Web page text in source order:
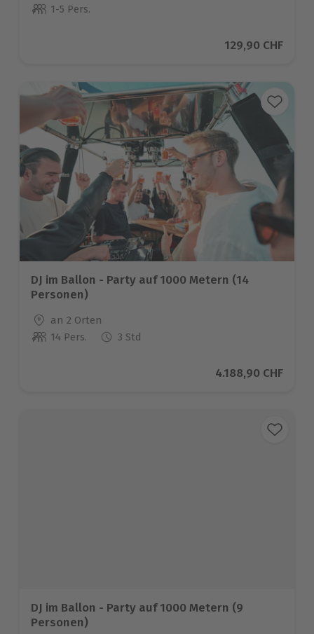
Anzahl der Teilnehmer
1-5 Pers.
Aktueller Preis
129,90 CHF
DJ im Ballon - Party auf 1000 Metern (14
Personen)
Standort
an 2 Orten
Anzahl der Teilnehmer
14 Pers. 3 Std
Aktueller Preis
4.188,90 CHF
DJ im Ballon - Party auf 1000 Metern (9
Personen)